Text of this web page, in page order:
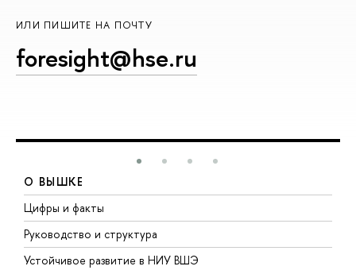
ИЛИ ПИШИТЕ НА ПОЧТУ
foresight@hse.ru
О ВЫШКЕ
Цифры и факты
Руководство и структура
Устойчивое развитие в НИУ ВШЭ